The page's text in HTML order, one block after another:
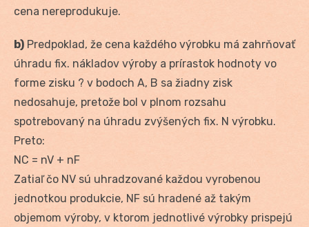
cena nereprodukuje.
b) Predpoklad, že cena každého výrobku má zahrňovať
úhradu fix. nákladov výroby a prírastok hodnoty vo
forme zisku ? v bodoch A, B sa žiadny zisk
nedosahuje, pretože bol v plnom rozsahu
spotrebovaný na úhradu zvýšených fix. N výrobku.
Preto:
NC = nV + nF
Zatiaľ čo NV sú uhradzované každou vyrobenou
jednotkou produkcie, NF sú hradené až takým
objemom výroby, v ktorom jednotlivé výrobky prispejú